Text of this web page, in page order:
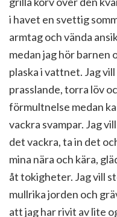
i havet en svettig
armtag och vända
medan jag hör barnen
plaska i vattnet. Jag
prasslande, torra löv
förmultnelse medan
vackra svampar. Jag
det vackra, ta in det
mina nära och kära,
åt tokigheter. Jag vill
mullrika jorden och
att jag har rivit av lite